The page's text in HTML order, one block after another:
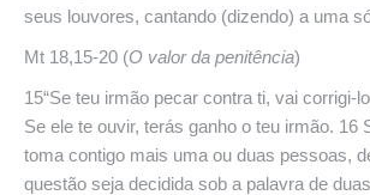
seus louvores, cantando (dizendo) a uma
Mt 18,15-20 (O valorda penitência)
15“Se teu irmão pecar contra ti, vai corrigi-
Se ele te ouvir, terás ganho o teu irmão. 16
toma contigo mais uma ou duas pessoas,
questão seja decidida sob a palavra de